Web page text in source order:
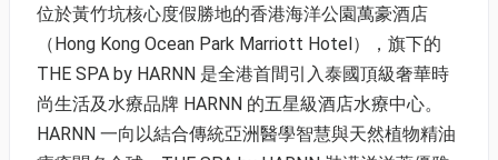
位於黃竹坑核心度假勝地的香港海洋公園萬豪酒店
（Hong Kong Ocean Park Marriott Hotel），旗下的
THE SPA by HARNN 是全港首間引入泰國頂級奢華時
尚生活及水療品牌 HARNN 的五星級酒店水療中心。
HARNN 一向以結合傳統亞洲醫學智慧與天然植物精油